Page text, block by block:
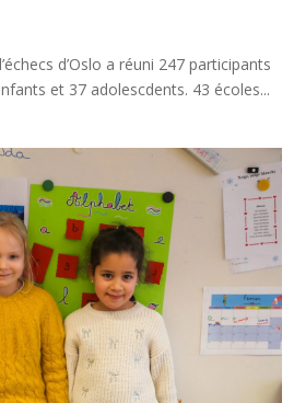
d’Oslo a réuni 247 participants
et 37 adolescdents. 43 écoles...